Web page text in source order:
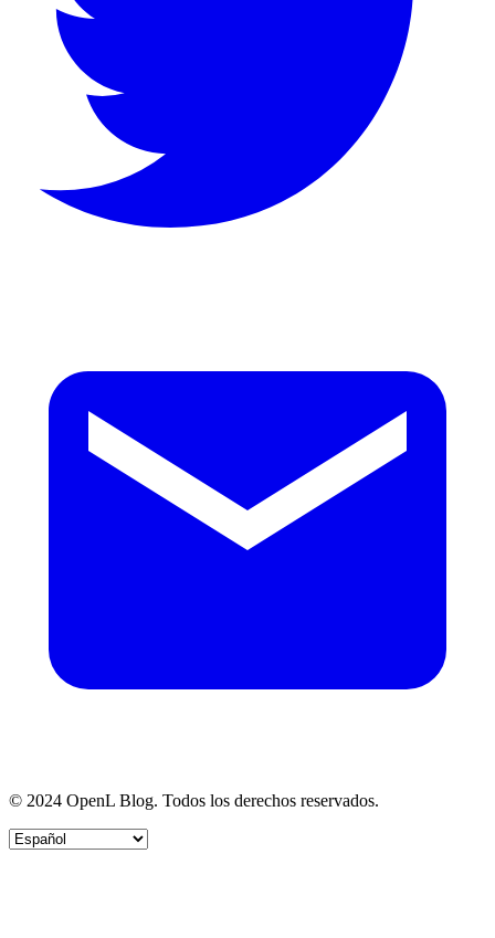
© 2024 OpenL Blog. Todos los derechos reservados.